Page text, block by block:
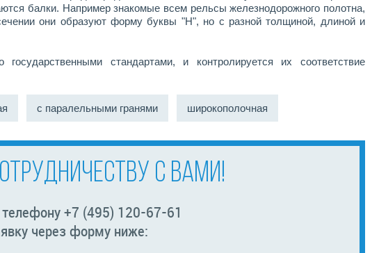
балки. Например знакомые всем рельсы железнодорожного полотна,
они образуют форму буквы "Н", но с разной толщиной, длиной и
стандартами, и контролируется их соответствие
с паралельными гранями широкополочная
С ВАМИ!
+7 (495) 120-67-61
через форму ниже: